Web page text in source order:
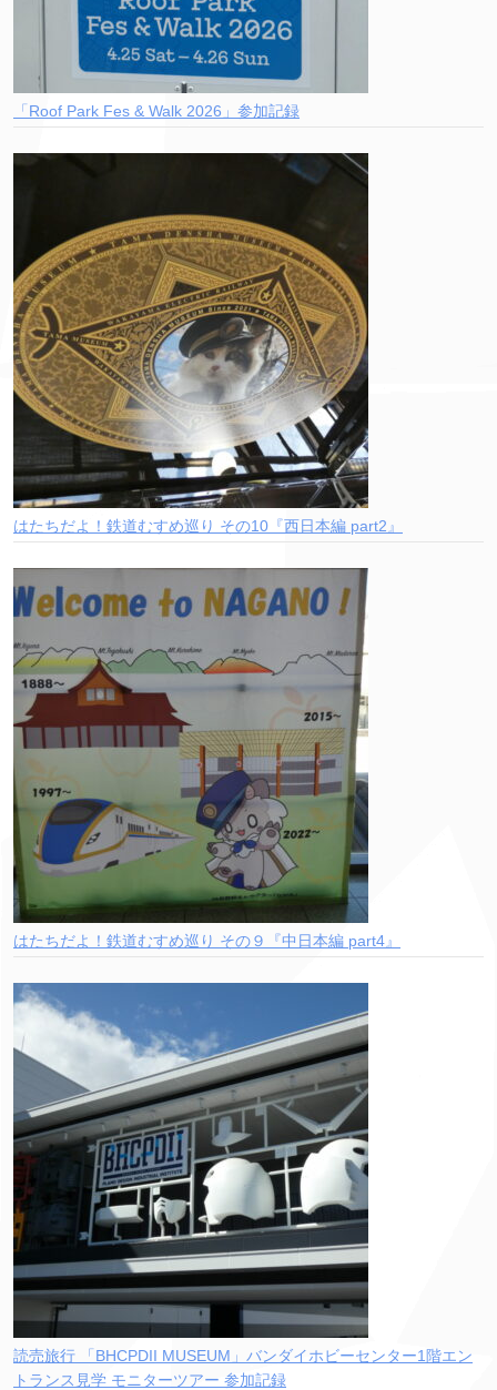
「Roof Park Fes & Walk 2026」参加記録
はたちだよ！鉄道むすめ巡り その10『西日本編 part2』
はたちだよ！鉄道むすめ巡り その９『中日本編 part4』
読売旅行 「BHCPDII MUSEUM」バンダイホビーセンター1階エン
トランス見学 モニターツアー 参加記録